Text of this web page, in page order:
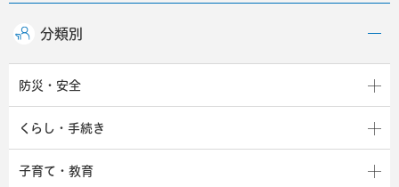
分類別
防災・安全
くらし・手続き
子育て・教育